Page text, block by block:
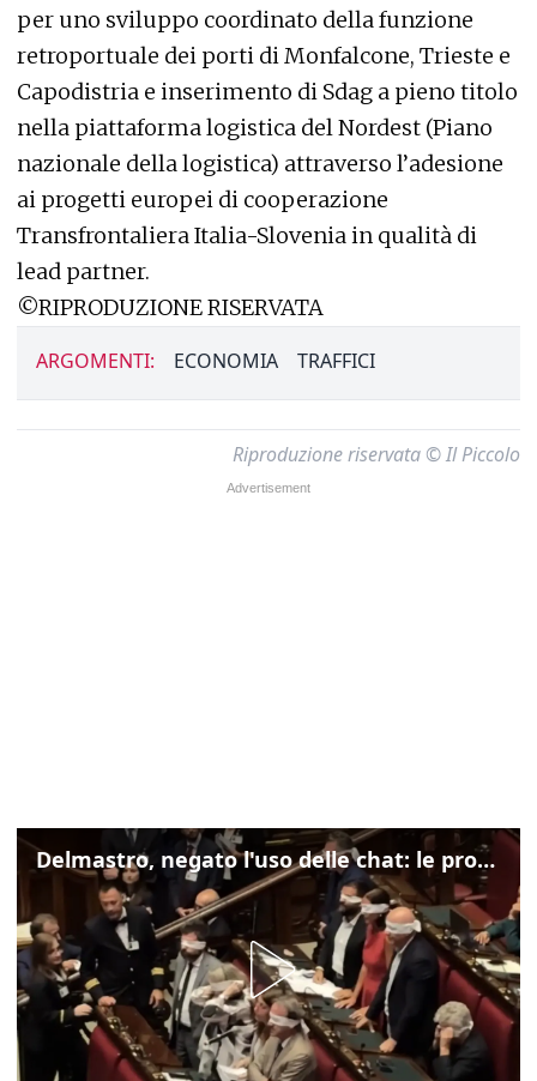
per uno sviluppo coordinato della funzione
retroportuale dei porti di Monfalcone, Trieste e
Capodistria e inserimento di Sdag a pieno titolo
nella piattaforma logistica del Nordest (Piano
nazionale della logistica) attraverso l’adesione
ai progetti europei di cooperazione
Transfrontaliera Italia-Slovenia in qualità di
lead partner.
©RIPRODUZIONE RISERVATA
ARGOMENTI: ECONOMIA TRAFFICI
Riproduzione riservata © Il Piccolo
Delmastro, negato l'uso delle chat: le proteste di Avs e M5s